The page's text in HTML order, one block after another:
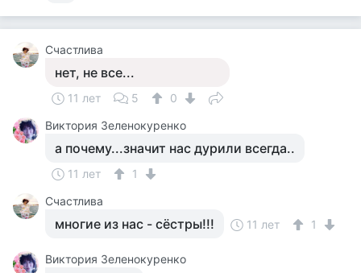
Счастлива
нет, не все...
11 лет 5
0
Виктория Зеленокуренко
а почему...значит нас дурили всегда..
11 лет
1
Счастлива
многие из нас - сёстры!!! 11 лет 1
Виктория Зеленокуренко